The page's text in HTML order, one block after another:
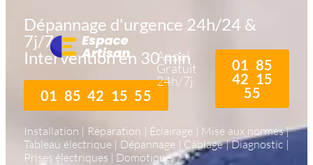
Appel
Gratuit
24h/7j
01 85
42 15
55
Dépannage d'urgence 24h/24 &
7j/7
Intervention en 30 min
01 85 42 15 55
Installation | Réparation | Éclairage | Mise aux normes |
Tableau électrique | Dépannage | Câblage | Diagnostic |
Prises électriques | Domotique